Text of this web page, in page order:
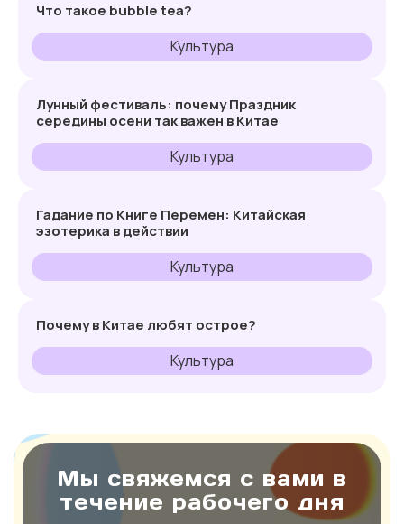
Что такое bubble tea?
Культура
Лунный фестиваль: почему Праздник
середины осени так важен в Китае
Культура
Гадание по Книге Перемен: Китайская
эзотерика в действии
Культура
Почему в Китае любят острое?
Культура
Мы свяжемся с вами в
течение рабочего дня